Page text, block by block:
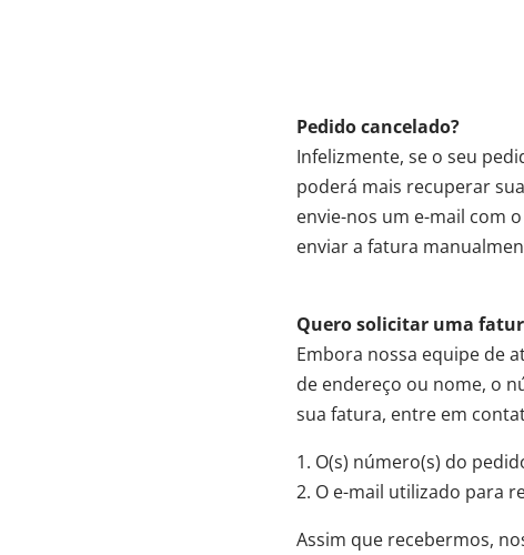
Pedido cancelado?
Infelizmente, se o seu
poderá mais recuperar
envie-nos um e-mail com
enviar a fatura
Quero solicitar uma
Embora nossa equipe de
de endereço ou nome, o
sua fatura, entre em
1. O(s) número(s) do
2. O e-mail utilizado para
Assim que recebermos,